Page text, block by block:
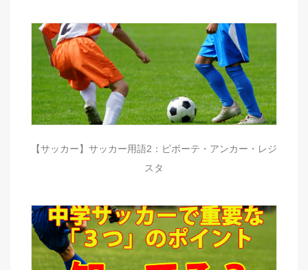
【サッカー】サッカー用語2：ピボーテ・アンカー・レジ
スタ